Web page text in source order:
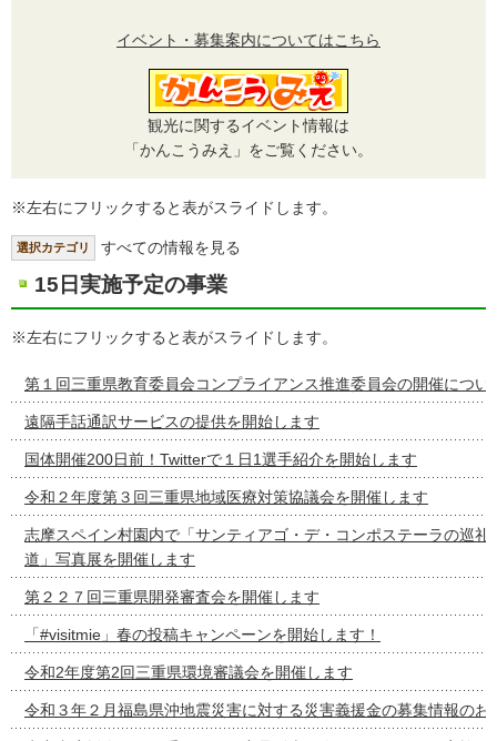
イベント・募集案内についてはこちら
観光に関するイベント情報は
「かんこうみえ」をご覧ください。
※左右にフリックすると表がスライドします。
選択カテゴリ すべての情報を見る
15日実施予定の事業
※左右にフリックすると表がスライドします。
第１回三重県教育委員会コンプライアンス推進委員会の開催につい
遠隔手話通訳サービスの提供を開始します
国体開催200日前！Twitterで１日1選手紹介を開始します
令和２年度第３回三重県地域医療対策協議会を開催します
志摩スペイン村園内で「サンティアゴ・デ・コンポステーラの巡礼
道」写真展を開催します
第２２７回三重県開発審査会を開催します
「#visitmie」春の投稿キャンペーンを開始します！
令和2年度第2回三重県環境審議会を開催します
令和３年２月福島県沖地震災害に対する災害義援金の募集情報のお